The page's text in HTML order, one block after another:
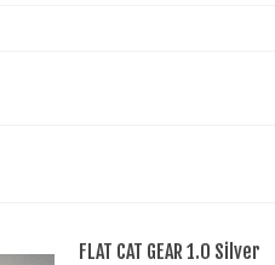
FLAT CAT GEAR 1.0 Silver